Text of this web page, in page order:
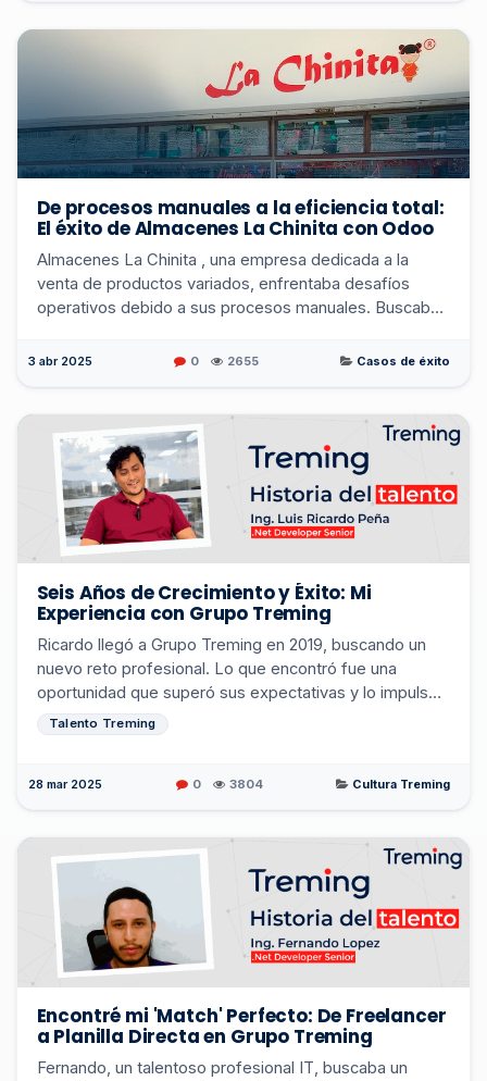
De procesos manuales a la eficiencia total:
El éxito de Almacenes La Chinita con Odoo
Almacenes La Chinita , una empresa dedicada a la
venta de productos variados, enfrentaba desafíos
operativos debido a sus procesos manuales. Buscaban
3 abr 2025 0 2655 Casos de éxito
Seis Años de Crecimiento y Éxito: Mi
Experiencia con Grupo Treming
Ricardo llegó a Grupo Treming en 2019, buscando un
nuevo reto profesional. Lo que encontró fue una
oportunidad que superó sus expectativas y lo impulsó
a crecer como nunca antes. Su historia es un tes...
Talento Treming
28 mar 2025 0 3804 Cultura Treming
Encontré mi 'Match' Perfecto: De Freelancer
a Planilla Directa en Grupo Treming
Fernando, un talentoso profesional IT, buscaba un